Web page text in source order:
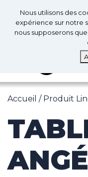
Accueil / Produit
ANGÉ
Nous utilisons des
expérience sur notre
nous supposerons